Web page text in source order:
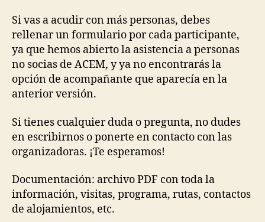
Si vas a acudir con más personas, debes
rellenar un formulario por cada participante,
ya que hemos abierto la asistencia a personas
no socias de ACEM, y ya no encontrarás la
opción de acompañante que aparecía en la
anterior versión.
Si tienes cualquier duda o pregunta, no dudes
en escribirnos o ponerte en contacto con las
organizadoras. ¡Te esperamos!
Documentación: archivo PDF con toda la
información, visitas, programa, rutas, contactos
de alojamientos, etc.